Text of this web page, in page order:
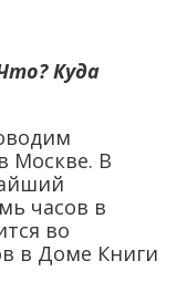
Куда
Москве. В
часов в
во
в Доме Книги